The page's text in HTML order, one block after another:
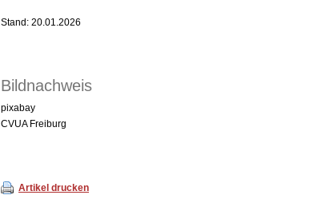
Stand: 20.01.2026
Bildnachweis
pixabay
CVUA Freiburg
Artikel drucken